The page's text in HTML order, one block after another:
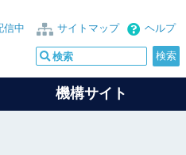
ヘルプ
サイトマップ
信中
機構サイト